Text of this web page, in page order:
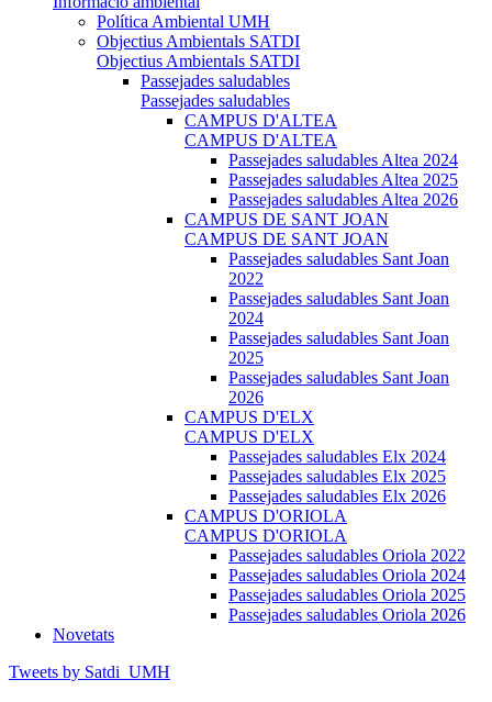
Política Ambiental UMH
Objectius Ambientals SATDI
Objectius Ambientals SATDI
Passejades saludables
Passejades saludables
CAMPUS D'ALTEA
CAMPUS D'ALTEA
Passejades saludables Altea 2024
Passejades saludables Altea 2025
Passejades saludables Altea 2026
CAMPUS DE SANT JOAN
CAMPUS DE SANT JOAN
Passejades saludables Sant Joan
2022
Passejades saludables Sant Joan
2024
Passejades saludables Sant Joan
2025
Passejades saludables Sant Joan
2026
CAMPUS D'ELX
CAMPUS D'ELX
Passejades saludables Elx 2024
Passejades saludables Elx 2025
Passejades saludables Elx 2026
CAMPUS D'ORIOLA
CAMPUS D'ORIOLA
Passejades saludables Oriola 2022
Passejades saludables Oriola 2024
Passejades saludables Oriola 2025
Passejades saludables Oriola 2026
Novetats
Tweets by Satdi_UMH